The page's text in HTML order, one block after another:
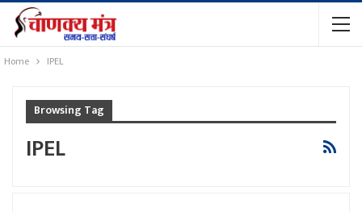
Home IPEL
Browsing Tag
IPEL